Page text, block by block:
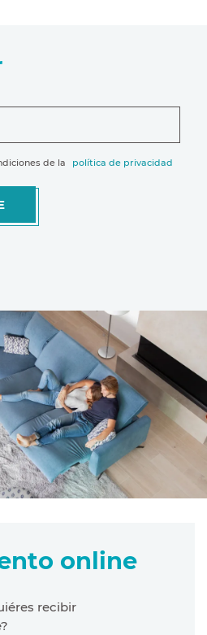
de la política de privacidad
online
recibir